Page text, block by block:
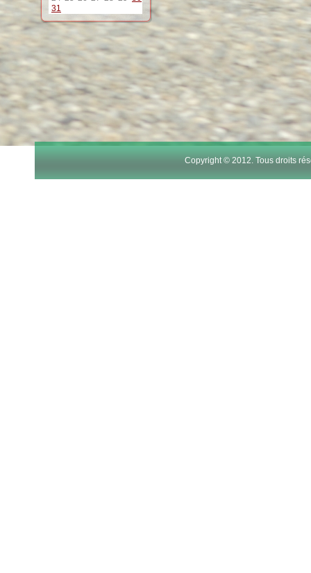
31
15
17
Copyright © 2012. Tous droits